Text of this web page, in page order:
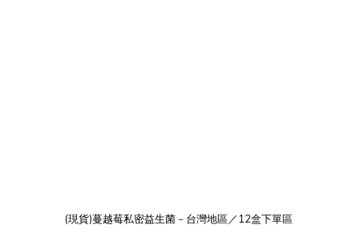
(現貨)蔓越莓私密益生菌－台灣地區／12盒下單區